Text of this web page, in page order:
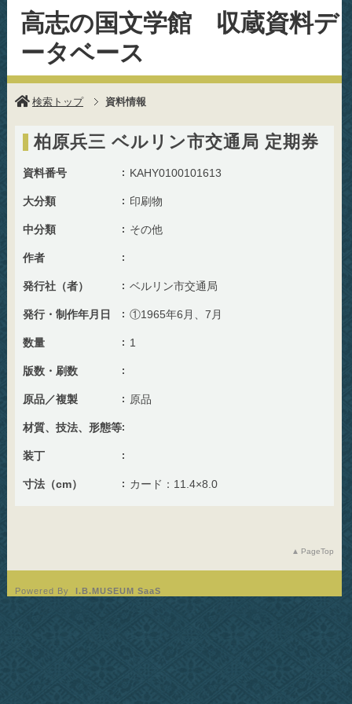
高志の国文学館 収蔵資料デ
ータベース
検索トップ 資料情報
柏原兵三 ベルリン市交通局 定期券
資料番号 KAHY0100101613
大分類 印刷物
中分類 その他
作者
発行社（者） ベルリン市交通局
発行・制作年月日 ①1965年6月、7月
数量 1
版数・刷数
原品／複製 原品
材質、技法、形態等
装丁
寸法（cm） カード：11.4×8.0
PageTop
Powered By I.B.MUSEUM SaaS